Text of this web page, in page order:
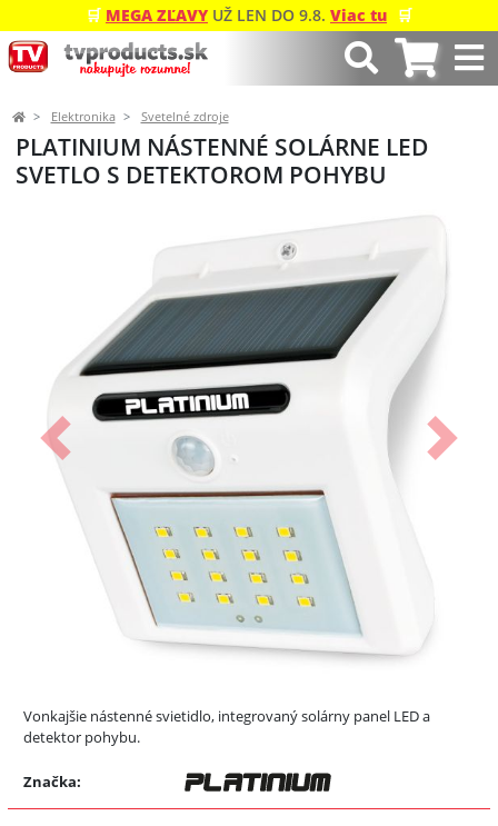
🛒 MEGA ZĽAVY UŽ LEN DO 9.8. Viac tu 🛒
Elektronika Svetelné zdroje
PLATINIUM NÁSTENNÉ SOLÁRNE LED
SVETLO S DETEKTOROM POHYBU
Predchádzajúci Ďalší
Vonkajšie nástenné svietidlo, integrovaný solárny panel LED a
detektor pohybu.
Značka: